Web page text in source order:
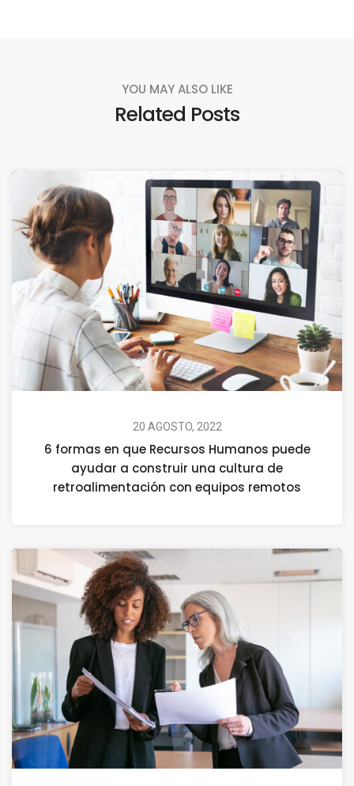
YOU MAY ALSO LIKE
Related Posts
20 AGOSTO, 2022
6 formas en que Recursos Humanos puede
ayudar a construir una cultura de
retroalimentación con equipos remotos